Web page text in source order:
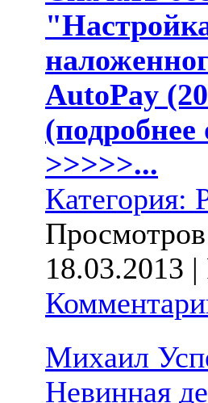
AutoPay
(подробнее
>>>>>...
Категория:
18.03.2013 |
Михаил
Невинная